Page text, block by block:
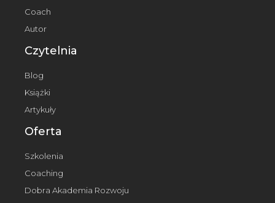
Coach
Autor
Czytelnia
Blog
Książki
Artykuły
Oferta
Szkolenia
Coaching
Dobra Akademia Rozwoju